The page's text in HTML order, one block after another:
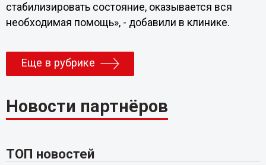
стабилизировать состояние, оказывается вся
необходимая помощь», - добавили в клинике.
Еще в рубрике
Новости партнёров
ТОП новостей